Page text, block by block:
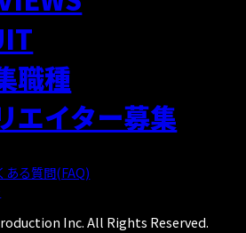
職種
エイター募集
ある質問(FAQ)
Inc. All Rights Reserved.